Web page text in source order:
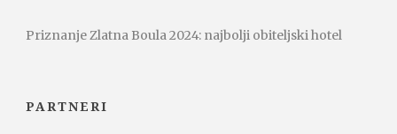
Priznanje Zlatna Boula 2024: najbolji obiteljski hotel
PARTNERI